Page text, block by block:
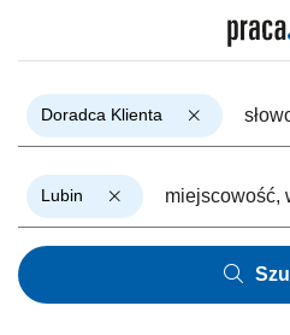
Doradca Klienta
Lubin